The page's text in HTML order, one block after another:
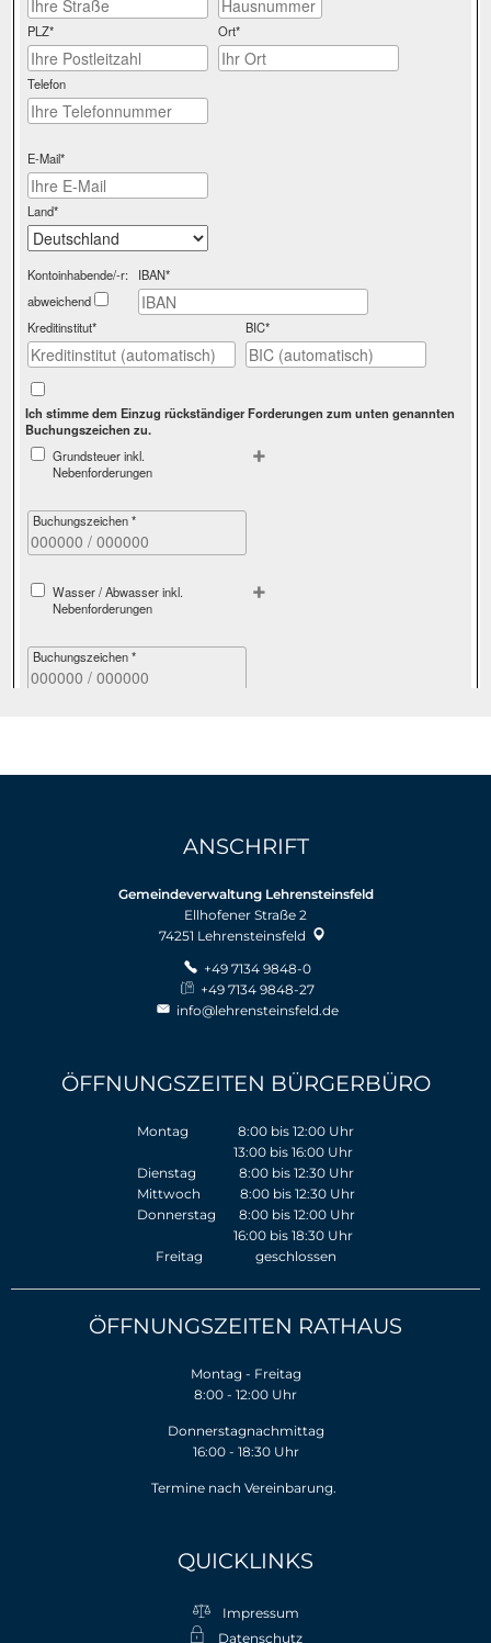
ANSCHRIFT
Gemeindeverwaltung Lehrensteinsfeld
Ellhofener Straße 2
74251 Lehrensteinsfeld
+49 7134 9848-0
+49 7134 9848-27
info@lehrensteinsfeld.de
ÖFFNUNGSZEITEN BÜRGERBÜRO
Montag 8:00 bis 12:00 Uhr
13:00 bis 16:00 Uhr
Dienstag 8:00 bis 12:30 Uhr
Mittwoch 8:00 bis 12:30 Uhr
Donnerstag 8:00 bis 12:00 Uhr
16:00 bis 18:30 Uhr
Freitag geschlossen
ÖFFNUNGSZEITEN RATHAUS
Montag - Freitag
8:00 - 12:00 Uhr
Donnerstagnachmittag
16:00 - 18:30 Uhr
Termine nach Vereinbarung.
QUICKLINKS
Impressum
Datenschutz